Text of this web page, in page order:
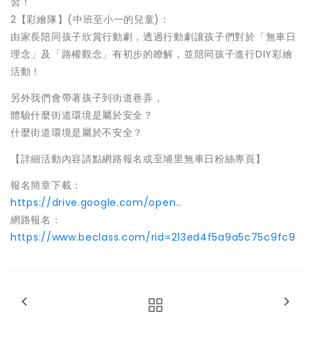
2【彩繪隊】(中班至小一的兒童)：
由家長陪同孩子欣賞行動劇，透過行動劇讓孩子們對於「無車日
理念」及「路權觀念」有初步的瞭解，並陪同孩子進行DIY彩繪
活動！
另外我們會帶著孩子到街道巷弄，
體驗什麼街道環境是屬於安全？
什麼街道環境是屬於不安全？
【詳細活動內容請點網路報名或至埔里無車日粉絲專頁】
報名簡章下載：
https://drive.google.com/open…
網路報名：
https://www.beclass.com/rid=213ed4f5a9a5c75c9fc9